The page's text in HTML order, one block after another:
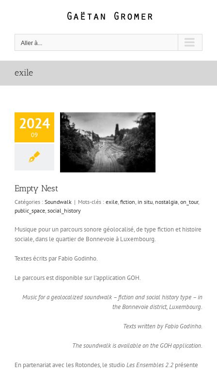
Aller à...
exile
2024
09
Nest
Empty Nest
Catégories : Soundwalk | Mots-clés : exile, fiction, in situ, nostalgia, on_tour,
public_space, social_history
Musique pour un parcours sonore géolocalisé, de type fiction et histoire
sociale, dans le quartier de Bonnevoie à Luxembourg.
Textes écrits par Fabio Godinho.
Le parcours est disponible sur l’application GOH.
Music for a geolocalized soundwalk – fiction and social history type – in
the Bonnevoie district, Luxembourg.
Texts written by Fabio Godinho.
The soundwalk is available on the GOH application.
En partenariat avec les Rotondes, le studioLes Ensembles 2.2 présente